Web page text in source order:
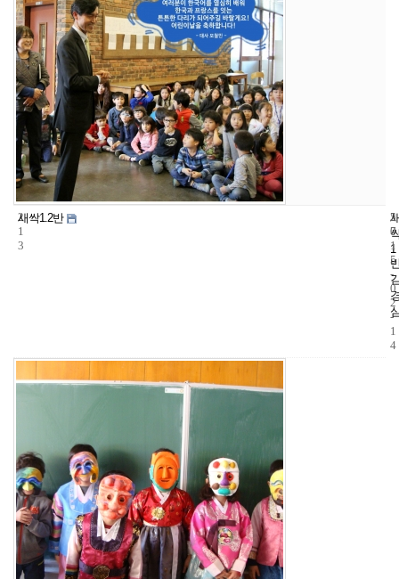
2
1
3
새싹1.2반
1
5
7
2
0
1
5
-
0
2
-
1
4